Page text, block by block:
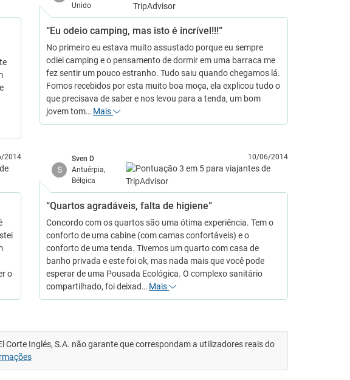
Unido
“Eu odeio camping, mas isto é incrível!!!”
No primeiro eu estava muito assustado porque eu sempre
odiei camping e o pensamento de dormir em uma barraca me
fez sentir um pouco estranho. Tudo saiu quando chegamos lá.
Fomos recebidos por esta muito boa moça, ela explicou tudo o
que precisava de saber e nos levou para a tenda, um bom
jovem tom… Mais
2014
o
S
Sven D
Antuérpia,
Bélgica
10/06/2014
“Quartos agradáveis, falta de higiene”
Concordo com os quartos são uma ótima experiência. Tem o
conforto de uma cabine (com camas confortáveis) e o
conforto de uma tenda. Tivemos um quarto com casa de
banho privada e este foi ok, mas nada mais que você pode
esperar de uma Pousada Ecológica. O complexo sanitário
compartilhado, foi deixad… Mais
Inglés, S.A. não garante que correspondam a utilizadores reais do